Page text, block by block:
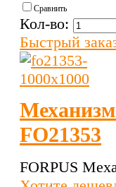
Сравнить
Кол-во:
Быстрый
FO21353
FORPUS